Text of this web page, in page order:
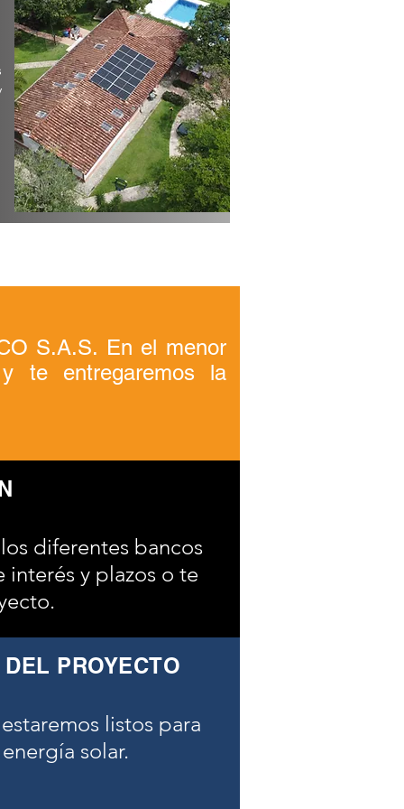
S.A.S. En el menor
y te entregaremos la
diferentes bancos
interés y plazos o te
PROYECTO
listos para
solar.